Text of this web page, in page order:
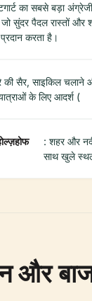
का सबसे बड़ा
जो सुंदर पैदल रास्तों और
करता है।
की सैर, साइकिल चलाने
के लिए आदर्श (
: शहर और
साथ खुले
और